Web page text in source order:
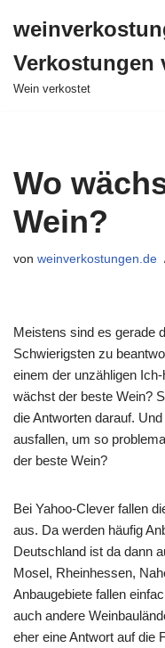
Inhalt
springen
Verkostungen
Wein verkostet
Wo
Wein?
von weinverkostungen.de
Meistens sind es gerade
Schwierigsten zu
einem der unzähligen
wächst der beste Wein?
die Antworten darauf.
ausfallen, um so
der beste Wein?
Bei Yahoo-Clever fallen
aus. Da werden häufig
Deutschland ist da dann
Mosel, Rheinhessen,
Anbaugebiete fallen
auch andere
eher eine Antwort auf die